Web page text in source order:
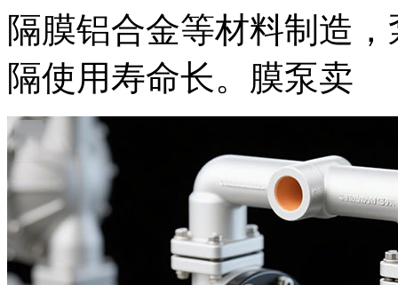
隔膜铝合金等材料制造
隔使用寿命长。膜泵卖